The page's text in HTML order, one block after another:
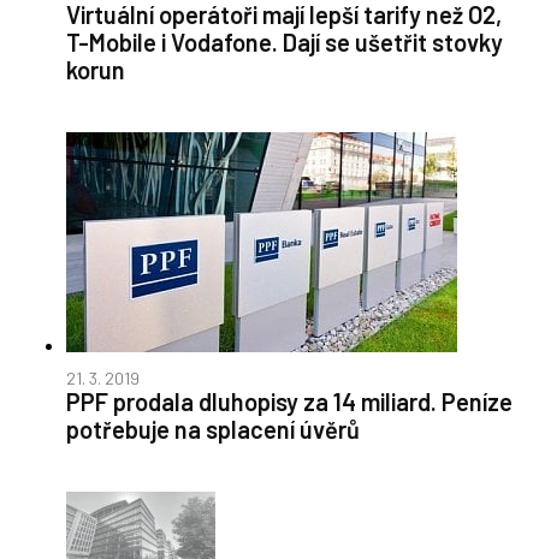
Virtuální operátoři mají lepší tarify než O2,
T-Mobile i Vodafone. Dají se ušetřit stovky
korun
21. 3. 2019
PPF prodala dluhopisy za 14 miliard. Peníze
potřebuje na splacení úvěrů